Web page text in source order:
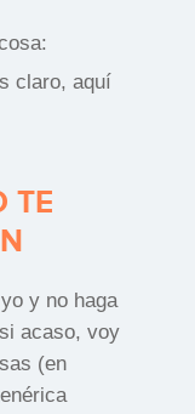
claro, aquí
TE
y no haga
acaso, voy
(en